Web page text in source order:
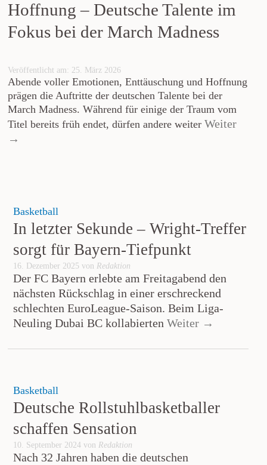
Hoffnung – Deutsche Talente im
Fokus bei der March Madness
Veröffentlicht am: 25. März 2026
Abende voller Emotionen, Enttäuschung und Hoffnung
prägen die Auftritte der deutschen Talente bei der
March Madness. Während für einige der Traum vom
Titel bereits früh endet, dürfen andere weiter Weiter
→
Basketball
In letzter Sekunde – Wright-Treffer
sorgt für Bayern-Tiefpunkt
16. Dezember 2025 von Redaktion
Der FC Bayern erlebte am Freitagabend den
nächsten Rückschlag in einer erschreckend
schlechten EuroLeague-Saison. Beim Liga-
Neuling Dubai BC kollabierten Weiter →
Basketball
Deutsche Rollstuhlbasketballer
schaffen Sensation
10. September 2024 von Redaktion
Nach 32 Jahren haben die deutschen